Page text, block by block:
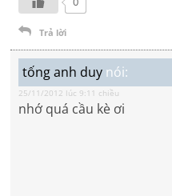
Trả lời
tống anh duy nói:
25/11/2012 lúc 9:11 chiều
nhớ quá cầu kè ơi